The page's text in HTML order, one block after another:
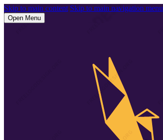
Skip to main content Skip to main navigation menu
Open Menu